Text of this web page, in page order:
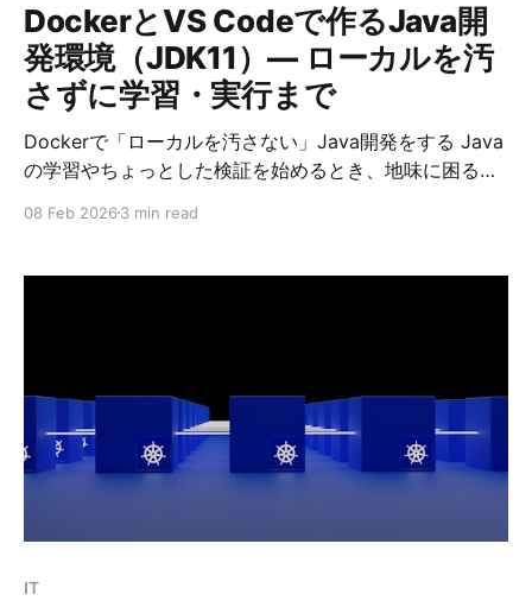
DockerとVS Codeで作るJava開
発環境（JDK11）— ローカルを汚
さずに学習・実行まで
Dockerで「ローカルを汚さない」Java開発をする Java
の学習やちょっとした検証を始めるとき、地味に困るの
いでハマる * 既存の開発環境と競合する * 別PCへ移し
ンテナ内にJDKを用意して、VS Codeで編集するやり方
使って、JDK11（Temurin）でJavaをコンパイル・実行
する最小構成を作ります。 ゴール * ローカルにJDKを入
れずにJavaを実行できる * VS Codeで編集し、コンテ
ナ内のJDK11で javac / java が使える * ディレクトリを
Docker（Docker Engine / Docker Desktop のどちらで
08 Feb 2026 3 min read
IT